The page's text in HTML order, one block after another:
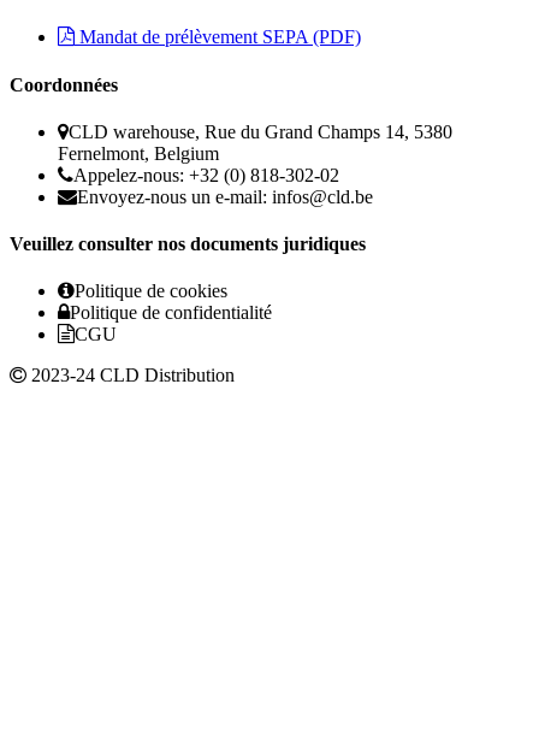
Mandat de prélèvement SEPA (PDF)
Coordonnées
CLD warehouse, Rue du Grand Champs 14, 5380
Fernelmont, Belgium
Appelez-nous: +32 (0) 818-302-02
Envoyez-nous un e-mail: infos@cld.be
Veuillez consulter nos documents juridiques
Politique de cookies
Politique de confidentialité
CGU
2023-24 CLD Distribution